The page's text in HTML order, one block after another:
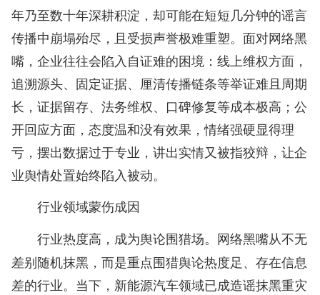
年乃至数十年深耕积淀，却可能在短短几分钟的谣言
传播中崩塌殆尽，且受损声誉极难重塑。面对网络黑
嘴，企业往往会陷入自证难的困境：线上维权方面，
追溯源头、固定证据、厘清传播链条等举证难且周期
长，证据留存、法务维权、口碑修复等成本极高；公
开回应方面，态度温和没有效果，情绪强硬显得理
亏，摆出数据过于专业，讲出实情又被指狡辩，让企
业舆情处置始终陷入被动。
行业领域蒙伤成因
行业热度高，成为舆论围猎场。 网络黑嘴从不无
差别随机抹黑，而是重点围猎舆论热度足、存在信息
差的行业。当下，新能源汽车领域已成造谣抹黑重灾